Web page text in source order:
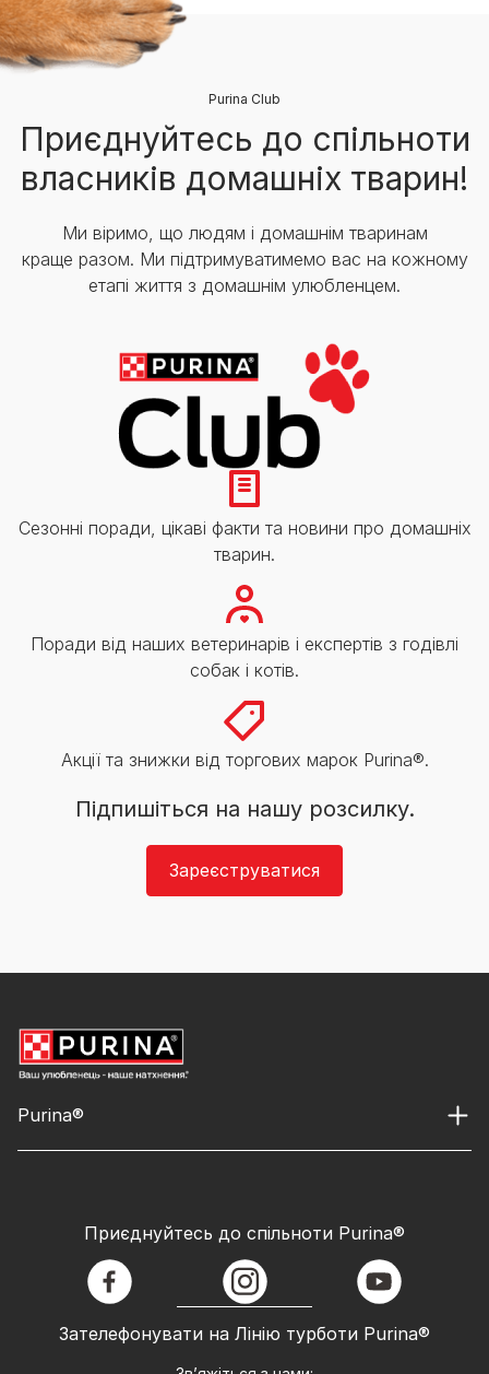
Purina Club
Приєднуйтесь до спільноти
власників домашніх тварин!
Ми віримо, що людям і домашнім тваринам
краще разом. Ми підтримуватимемо вас на кожному
етапі життя з домашнім улюбленцем.
Сезонні поради, цікаві факти та новини про домашніх
тварин.
Поради від наших ветеринарів і експертів з годівлі
собак і котів.
Акції та знижки від торгових марок Purina®.
Підпишіться на нашу розсилку.
Зареєструватися
Purina®
Зателефонувати на Лінію турботи Purina®
Приєднуйтесь до спільноти Purina®
facebook instagram youtube